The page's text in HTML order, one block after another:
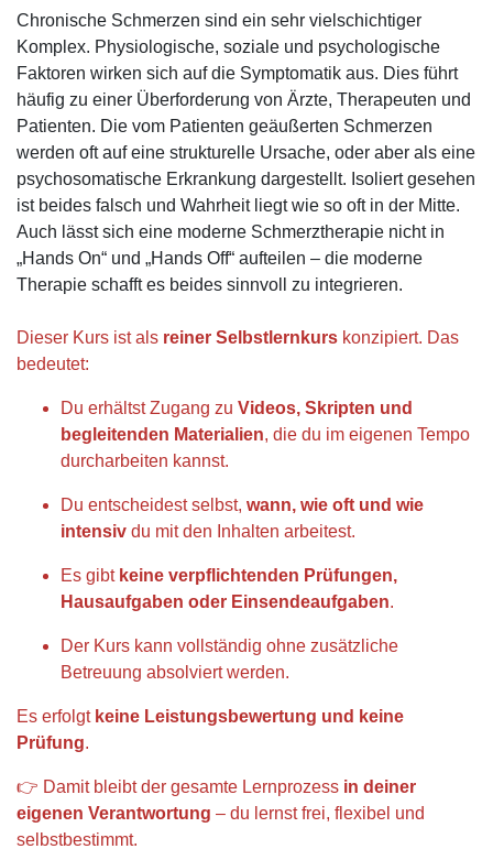
Chronische Schmerzen sind ein sehr vielschichtiger
Komplex. Physiologische, soziale und psychologische
Faktoren wirken sich auf die Symptomatik aus. Dies führt
häufig zu einer Überforderung von Ärzte, Therapeuten und
Patienten. Die vom Patienten geäußerten Schmerzen
werden oft auf eine strukturelle Ursache, oder aber als eine
psychosomatische Erkrankung dargestellt. Isoliert gesehen
ist beides falsch und Wahrheit liegt wie so oft in der Mitte.
Auch lässt sich eine moderne Schmerztherapie nicht in
„Hands On“ und „Hands Off“ aufteilen – die moderne
Therapie schafft es beides sinnvoll zu integrieren.
Dieser Kurs ist als reiner Selbstlernkurs konzipiert. Das
bedeutet:
Du erhältst Zugang zu Videos, Skripten und
begleitenden Materialien, die du im eigenen Tempo
durcharbeiten kannst.
Du entscheidest selbst, wann, wie oft und wie
intensiv du mit den Inhalten arbeitest.
Es gibt keine verpflichtenden Prüfungen,
Hausaufgaben oder Einsendeaufgaben.
Der Kurs kann vollständig ohne zusätzliche
Betreuung absolviert werden.
Es erfolgt keine Leistungsbewertung und keine
Prüfung.
👉 Damit bleibt der gesamte Lernprozess in deiner
eigenen Verantwortung – du lernst frei, flexibel und
selbstbestimmt.